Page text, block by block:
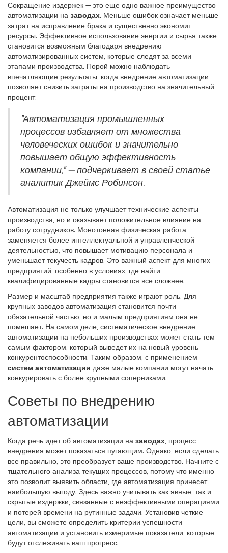
Сокращение издержек — это еще одно важное преимущество
автоматизации на заводах. Меньше ошибок означает меньше
затрат на исправление брака и существенно экономит
ресурсы. Эффективное использование энергии и сырья также
становится возможным благодаря внедрению
автоматизированных систем, которые следят за всеми
этапами производства. Порой можно наблюдать
впечатляющие результаты, когда внедрение автоматизации
позволяет снизить затраты на производство на значительный
процент.
"Автоматизация промышленных
процессов избавляет от множества
человеческих ошибок и значительно
повышает общую эффективность
компании," — подчеркивает в своей статье
аналитик Джеймс Робинсон.
Автоматизация не только улучшает технические аспекты
производства, но и оказывает положительное влияние на
работу сотрудников. Монотонная физическая работа
заменяется более интеллектуальной и управленческой
деятельностью, что повышает мотивацию персонала и
уменьшает текучесть кадров. Это важный аспект для многих
предприятий, особенно в условиях, где найти
квалифицированные кадры становится все сложнее.
Размер и масштаб предприятия также играют роль. Для
крупных заводов автоматизация становится почти
обязательной частью, но и малым предприятиям она не
помешает. На самом деле, систематическое внедрение
автоматизации на небольших производствах может стать тем
самым фактором, который выведет их на новый уровень
конкурентоспособности. Таким образом, с применением
систем автоматизации даже малые компании могут начать
конкурировать с более крупными соперниками.
Советы по внедрению
автоматизации
Когда речь идет об автоматизации на заводах, процесс
внедрения может показаться пугающим. Однако, если сделать
все правильно, это преобразует ваше производство. Начните с
тщательного анализа текущих процессов, потому что именно
это позволит выявить области, где автоматизация принесет
наибольшую выгоду. Здесь важно учитывать как явные, так и
скрытые издержки, связанные с неэффективными операциями
и потерей времени на рутинные задачи. Установив четкие
цели, вы сможете определить критерии успешности
автоматизации и установить измеримые показатели, которые
будут отслеживать ваш прогресс.